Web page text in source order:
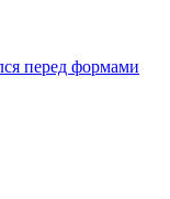
перед формами